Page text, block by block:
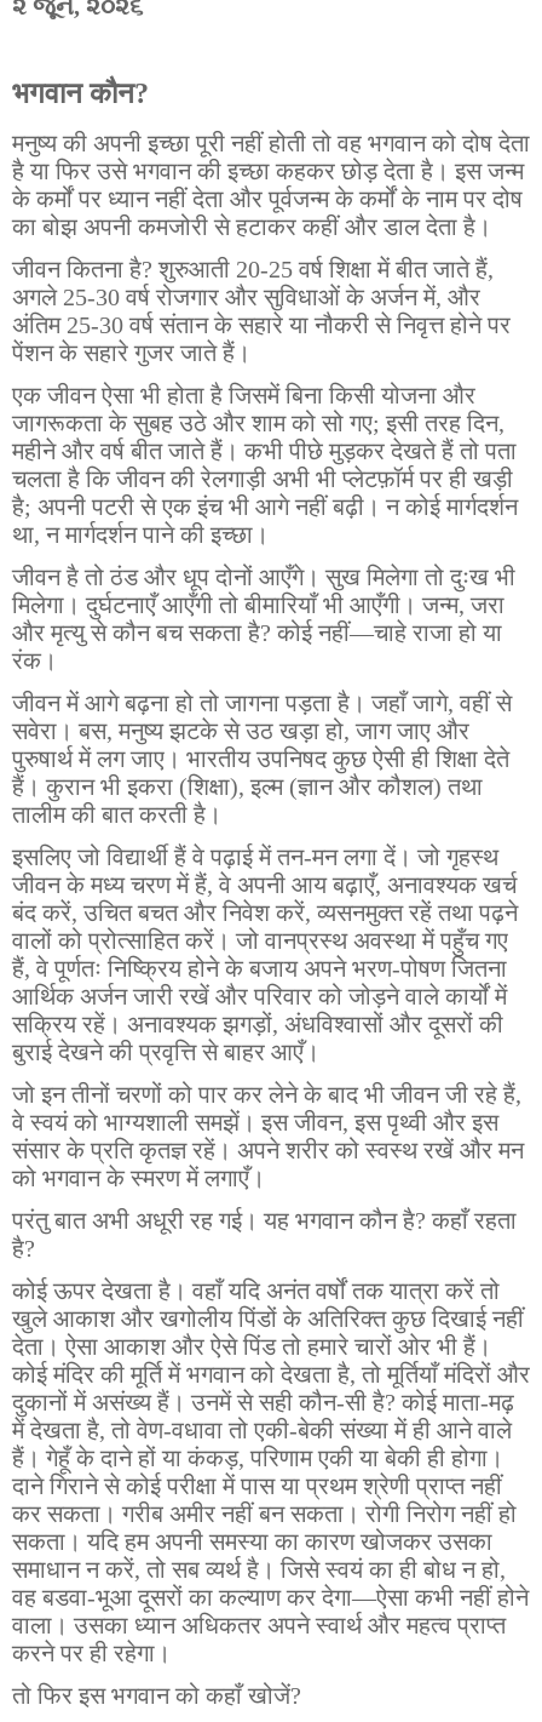
૨ જૂન, ૨૦૨૬
भगवान कौन?
मनुष्य की अपनी इच्छा पूरी नहीं होती तो वह भगवान को दोष देता
है या फिर उसे भगवान की इच्छा कहकर छोड़ देता है। इस जन्म
के कर्मों पर ध्यान नहीं देता और पूर्वजन्म के कर्मों के नाम पर दोष
का बोझ अपनी कमजोरी से हटाकर कहीं और डाल देता है।
जीवन कितना है? शुरुआती 20-25 वर्ष शिक्षा में बीत जाते हैं,
अगले 25-30 वर्ष रोजगार और सुविधाओं के अर्जन में, और
अंतिम 25-30 वर्ष संतान के सहारे या नौकरी से निवृत्त होने पर
पेंशन के सहारे गुजर जाते हैं।
एक जीवन ऐसा भी होता है जिसमें बिना किसी योजना और
जागरूकता के सुबह उठे और शाम को सो गए; इसी तरह दिन,
महीने और वर्ष बीत जाते हैं। कभी पीछे मुड़कर देखते हैं तो पता
चलता है कि जीवन की रेलगाड़ी अभी भी प्लेटफ़ॉर्म पर ही खड़ी
है; अपनी पटरी से एक इंच भी आगे नहीं बढ़ी। न कोई मार्गदर्शन
था, न मार्गदर्शन पाने की इच्छा।
जीवन है तो ठंड और धूप दोनों आएँगे। सुख मिलेगा तो दुःख भी
मिलेगा। दुर्घटनाएँ आएँगी तो बीमारियाँ भी आएँगी। जन्म, जरा
और मृत्यु से कौन बच सकता है? कोई नहीं—चाहे राजा हो या
रंक।
जीवन में आगे बढ़ना हो तो जागना पड़ता है। जहाँ जागे, वहीं से
सवेरा। बस, मनुष्य झटके से उठ खड़ा हो, जाग जाए और
पुरुषार्थ में लग जाए। भारतीय उपनिषद कुछ ऐसी ही शिक्षा देते
हैं। कुरान भी इकरा (शिक्षा), इल्म (ज्ञान और कौशल) तथा
तालीम की बात करती है।
इसलिए जो विद्यार्थी हैं वे पढ़ाई में तन-मन लगा दें। जो गृहस्थ
जीवन के मध्य चरण में हैं, वे अपनी आय बढ़ाएँ, अनावश्यक खर्च
बंद करें, उचित बचत और निवेश करें, व्यसनमुक्त रहें तथा पढ़ने
वालों को प्रोत्साहित करें। जो वानप्रस्थ अवस्था में पहुँच गए
हैं, वे पूर्णतः निष्क्रिय होने के बजाय अपने भरण-पोषण जितना
आर्थिक अर्जन जारी रखें और परिवार को जोड़ने वाले कार्यों में
सक्रिय रहें। अनावश्यक झगड़ों, अंधविश्वासों और दूसरों की
बुराई देखने की प्रवृत्ति से बाहर आएँ।
जो इन तीनों चरणों को पार कर लेने के बाद भी जीवन जी रहे हैं,
वे स्वयं को भाग्यशाली समझें। इस जीवन, इस पृथ्वी और इस
संसार के प्रति कृतज्ञ रहें। अपने शरीर को स्वस्थ रखें और मन
को भगवान के स्मरण में लगाएँ।
परंतु बात अभी अधूरी रह गई। यह भगवान कौन है? कहाँ रहता
है?
कोई ऊपर देखता है। वहाँ यदि अनंत वर्षों तक यात्रा करें तो
खुले आकाश और खगोलीय पिंडों के अतिरिक्त कुछ दिखाई नहीं
देता। ऐसा आकाश और ऐसे पिंड तो हमारे चारों ओर भी हैं।
कोई मंदिर की मूर्ति में भगवान को देखता है, तो मूर्तियाँ मंदिरों और
दुकानों में असंख्य हैं। उनमें से सही कौन-सी है? कोई माता-मढ़
में देखता है, तो वेण-वधावा तो एकी-बेकी संख्या में ही आने वाले
हैं। गेहूँ के दाने हों या कंकड़, परिणाम एकी या बेकी ही होगा।
दाने गिराने से कोई परीक्षा में पास या प्रथम श्रेणी प्राप्त नहीं
कर सकता। गरीब अमीर नहीं बन सकता। रोगी निरोग नहीं हो
सकता। यदि हम अपनी समस्या का कारण खोजकर उसका
समाधान न करें, तो सब व्यर्थ है। जिसे स्वयं का ही बोध न हो,
वह बडवा-भूआ दूसरों का कल्याण कर देगा—ऐसा कभी नहीं होने
वाला। उसका ध्यान अधिकतर अपने स्वार्थ और महत्व प्राप्त
करने पर ही रहेगा।
तो फिर इस भगवान को कहाँ खोजें?